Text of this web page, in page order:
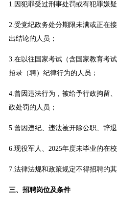
1.因犯罪受过刑事处罚或有犯罪嫌
2.受党纪政务处分期限未满或正在
出结论的人员；
3.在以往国家考试（含国家教育考
招录（聘）纪律行为的人员；
4.曾因违法行为，被给予行政拘留
政处罚的人员；
5.曾因违纪、违法被开除公职、辞退
6.现役军人、2025年度未毕业的在校
7.法律法规和政策规定不得招聘的其
三、招聘岗位及条件